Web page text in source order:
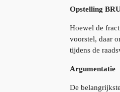
Opstelling
Hoewel de
voorstel, daar
tijdens de
Argumentatie
De